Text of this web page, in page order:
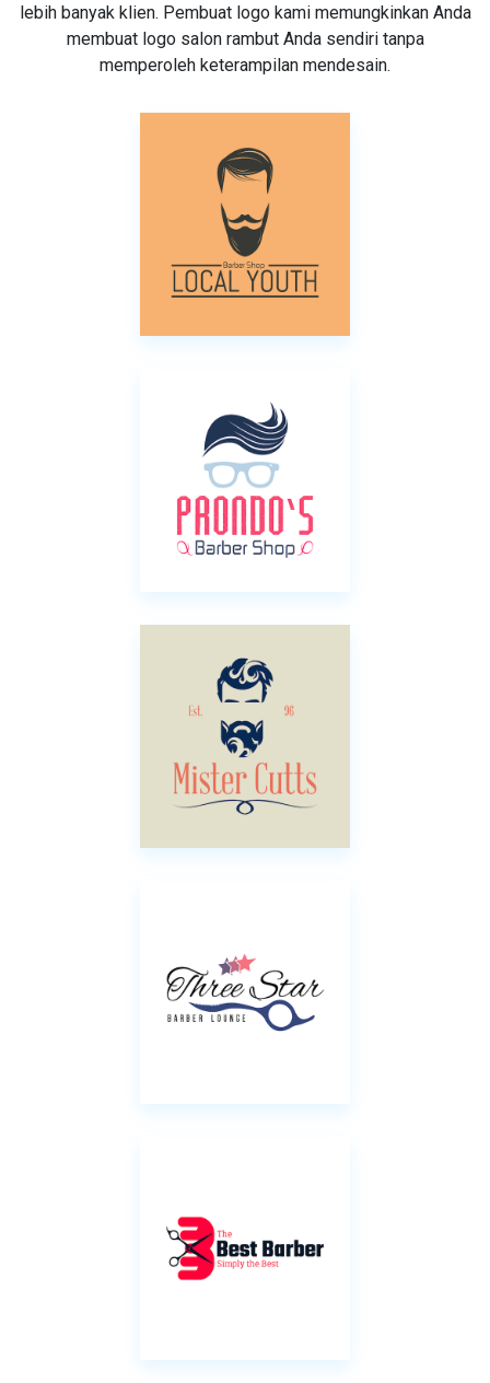
lebih banyak klien. Pembuat logo kami memungkinkan Anda
membuat logo salon rambut Anda sendiri tanpa
memperoleh keterampilan mendesain.